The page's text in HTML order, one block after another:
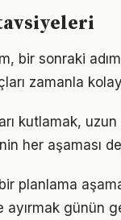
bir sonraki
zamanla
kutlamak,
her aşaması
planlama
günün